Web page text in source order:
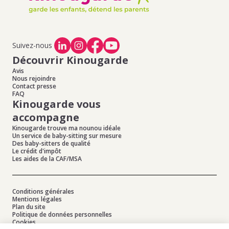
Offres d'emploi de baby-sitting à Lanvaudan
d'emploi de baby-sitting à Hennebont
à Branderion
Suivez-nous
Découvrir Kinougarde
Avis
Nous rejoindre
Contact presse
FAQ
Kinougarde vous
accompagne
Kinougarde trouve ma nounou idéale
Un service de baby-sitting sur mesure
Des baby-sitters de qualité
Le crédit d'impôt
Les aides de la CAF/MSA
Conditions générales
Mentions légales
Plan du site
Politique de données personnelles
Cookies